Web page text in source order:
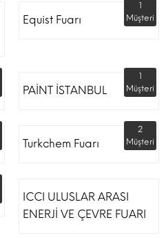
Equist Fuarı
1
Müşteri
PAİNT İSTANBUL
1
Müşteri
Turkchem Fuarı
2
Müşteri
ICCI ULUSLAR ARASI
ENERJİ VE ÇEVRE FUARI